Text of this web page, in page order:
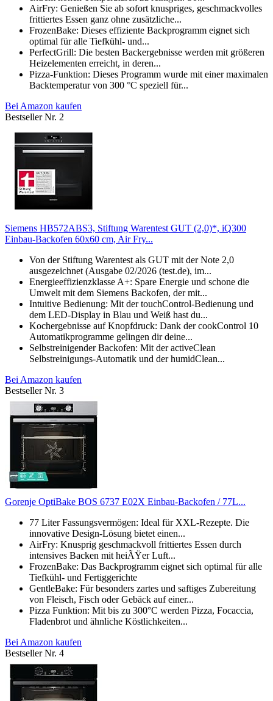
AirFry: Genießen Sie ab sofort knuspriges, geschmackvolles
frittiertes Essen ganz ohne zusätzliche...
FrozenBake: Dieses effiziente Backprogramm eignet sich
optimal für alle Tiefkühl- und...
PerfectGrill: Die besten Backergebnisse werden mit größeren
Heizelementen erreicht, in deren...
Pizza-Funktion: Dieses Programm wurde mit einer maximalen
Backtemperatur von 300 °C speziell für...
Bei Amazon kaufen
Bestseller Nr. 2
Siemens HB572ABS3, Stiftung Warentest GUT (2,0)*, iQ300
Einbau-Backofen 60x60 cm, Air Fry...
Von der Stiftung Warentest als GUT mit der Note 2,0
ausgezeichnet (Ausgabe 02/2026 (test.de), im...
Energieeffizienzklasse A+: Spare Energie und schone die
Umwelt mit dem Siemens Backofen, der mit...
Intuitive Bedienung: Mit der touchControl-Bedienung und
dem LED-Display in Blau und Weiß hast du...
Kochergebnisse auf Knopfdruck: Dank der cookControl 10
Automatikprogramme gelingen dir deine...
Selbstreinigender Backofen: Mit der activeClean
Selbstreinigungs-Automatik und der humidClean...
Bei Amazon kaufen
Bestseller Nr. 3
Gorenje OptiBake BOS 6737 E02X Einbau-Backofen / 77L...
77 Liter Fassungsvermögen: Ideal für XXL-Rezepte. Die
innovative Design-Lösung bietet einen...
AirFry: Knusprig geschmackvoll frittiertes Essen durch
intensives Backen mit heiÃŸer Luft...
FrozenBake: Das Backprogramm eignet sich optimal für alle
Tiefkühl- und Fertiggerichte
GentleBake: Für besonders zartes und saftiges Zubereitung
von Fleisch, Fisch oder Gebäck auf einer...
Pizza Funktion: Mit bis zu 300°C werden Pizza, Focaccia,
Fladenbrot und ähnliche Köstlichkeiten...
Bei Amazon kaufen
Bestseller Nr. 4